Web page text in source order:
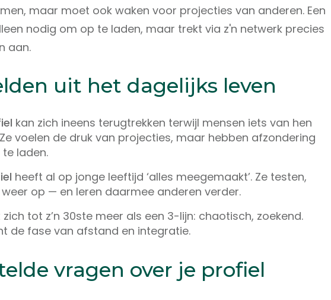
maar moet ook waken voor projecties van anderen. Een
nodig om op te laden, maar trekt via z'n netwerk precies
aan.
uit het dagelijks leven
kan zich ineens terugtrekken terwijl mensen iets van hen
voelen de druk van projecties, maar hebben afzondering
laden.
heeft al op jonge leeftijd ‘alles meegemaakt’. Ze testen,
op — en leren daarmee anderen verder.
tot z’n 30ste meer als een 3-lijn: chaotisch, zoekend.
de fase van afstand en integratie.
vragen over je profiel